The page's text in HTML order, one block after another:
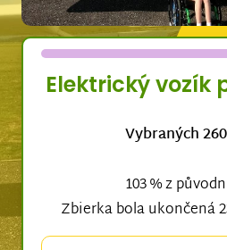
Elektrický vozík
Vybraných
103 % z
Zbierka bola ukončená